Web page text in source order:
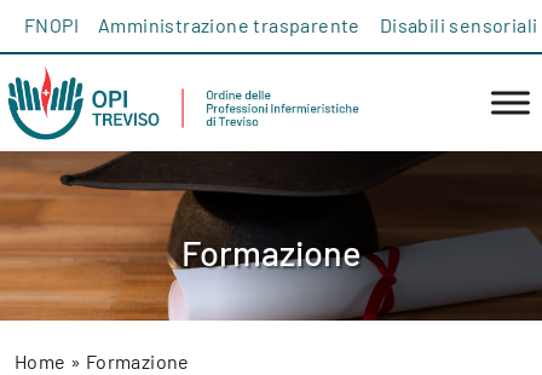
FNOPI Amministrazione trasparente Disabili sensoriali
Formazione
Home » Formazione